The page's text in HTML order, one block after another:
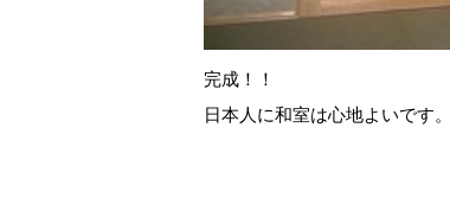
完成！！
日本人に和室は心地よいです。